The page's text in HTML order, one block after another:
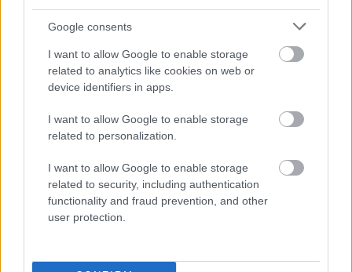
Google consents
I want to allow Google to enable storage
related to analytics like cookies on web or
device identifiers in apps.
I want to allow Google to enable storage
related to personalization.
I want to allow Google to enable storage
related to security, including authentication
functionality and fraud prevention, and other
user protection.
Często sprawdzane
Jaki przypadek pojako
Z polszczyzną nigdy nudno
Ciekawostki
Warszawa— Pochodzenie nazwyWarszawa
— Czy wpróbajest